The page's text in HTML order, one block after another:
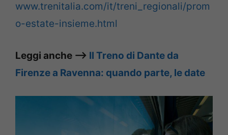
www.trenitalia.com/it/treni_regionali/prom
o-estate-insieme.html
Leggi anche –> Il Treno di Dante da
Firenze a Ravenna: quando parte, le date